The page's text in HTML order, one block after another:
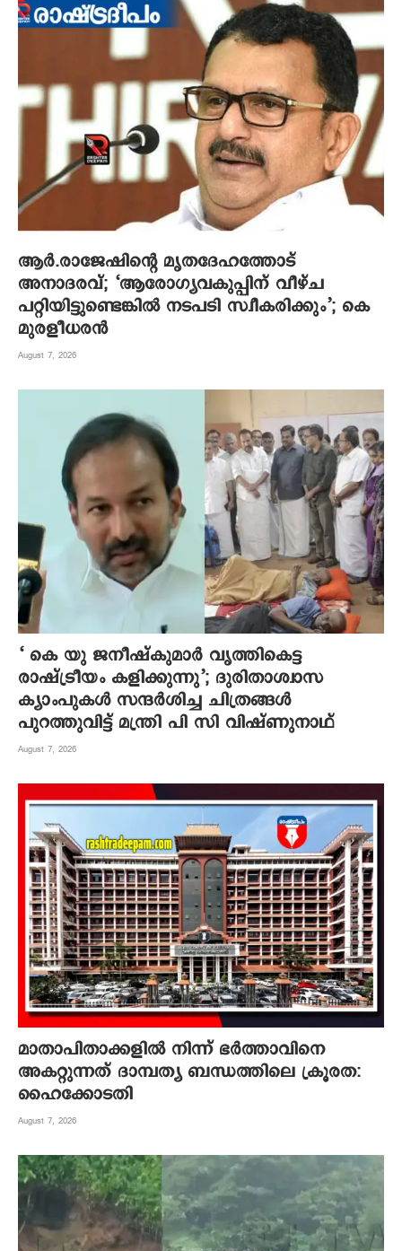
ആര്‍.രാജേഷിന്റെ മൃതദേഹത്തോട്
അനാദരവ്; ‘ആരോഗ്യവകുപ്പിന് വീഴ്ച
പറ്റിയിട്ടുണ്ടെങ്കില്‍ നടപടി സ്വീകരിക്കും’; കെ
മുരളീധരന്‍
August 7, 2026
‘ കെ യു ജനീഷ്‌കുമാര്‍ വൃത്തികെട്ട
രാഷ്ട്രീയം കളിക്കുന്നു’; ദുരിതാശ്വാസ
ക്യാംപുകള്‍ സന്ദര്‍ശിച്ച ചിത്രങ്ങള്‍
പുറത്തുവിട്ട് മന്ത്രി പി സി വിഷ്ണുനാഥ്
August 7, 2026
മാതാപിതാക്കളില്‍ നിന്ന് ഭര്‍ത്താവിനെ
അകറ്റുന്നത് ദാമ്പത്യ ബന്ധത്തിലെ ക്രൂരത:
ഹൈക്കോടതി
August 7, 2026